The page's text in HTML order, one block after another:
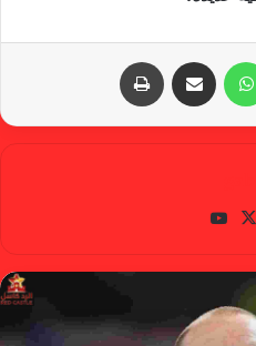
واتساب
في
X